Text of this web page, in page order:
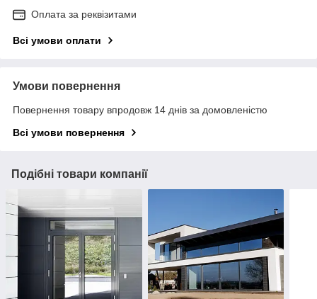
Оплата за реквізитами
Всі умови оплати
Умови повернення
Повернення товару впродовж 14 днів за домовленістю
Всі умови повернення
Подібні товари компанії